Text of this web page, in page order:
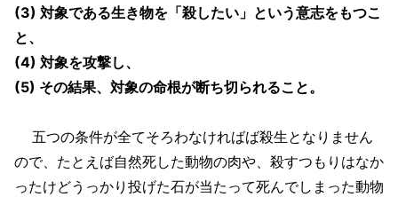
(3) 対象である生き物を「殺したい」という意志をもつこ
と、
(4) 対象を攻撃し、
(5) その結果、対象の命根が断ち切られること。
五つの条件が全てそろわなければば殺生となりません
ので、たとえば自然死した動物の肉や、殺すつもりはなか
ったけどうっかり投げた石が当たって死んでしまった動物